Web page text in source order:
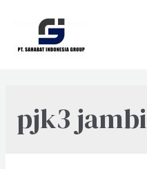
content
pjk3 jambi